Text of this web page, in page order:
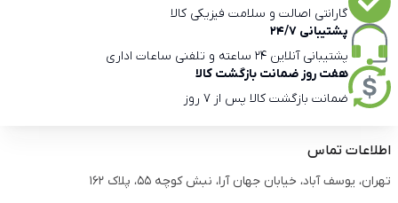
گارانتی اصالت و سلامت فیزیکی کالا
پشتیبانی 24/7
پشتیبانی آنلاین 24 ساعته و تلفنی ساعات اداری
هفت روز ضمانت بازگشت کالا
ضمانت بازگشت کالا پس از 7 روز
اطلاعات تماس
تهران، یوسف آباد، خیابان جهان آرا، نبش کوچه 55، پلاک 162